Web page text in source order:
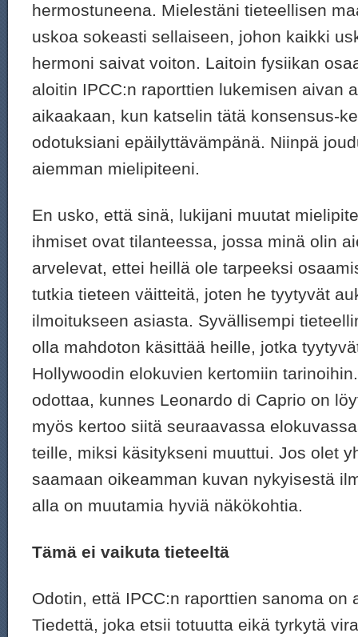
hermostuneena. Mielestäni tieteellisen
uskoa sokeasti sellaiseen, johon kaikki
hermoni saivat voiton. Laitoin fysiikan
aloitin IPCC:n raporttien lukemisen aivan
aikaakaan, kun katselin tätä konsensus-
odotuksiani epäilyttävämpänä. Niinpä
aiemman mielipiteeni.
En usko, että sinä, lukijani muutat
ihmiset ovat tilanteessa, jossa minä olin
arvelevat, ettei heillä ole tarpeeksi
tutkia tieteen väitteitä, joten he tyytyvät
ilmoitukseen asiasta. Syvällisempi
olla mahdoton käsittää heille, jotka
Hollywoodin elokuvien kertomiin
odottaa, kunnes Leonardo di Caprio on
myös kertoo siitä seuraavassa
teille, miksi käsitykseni muuttui. Jos olet
saamaan oikeamman kuvan nykyisestä
alla on muutamia hyviä näkökohtia.
Tämä ei vaikuta tieteeltä
Odotin, että IPCC:n raporttien sanoma on
Tiedettä, joka etsii totuutta eikä tyrkytä